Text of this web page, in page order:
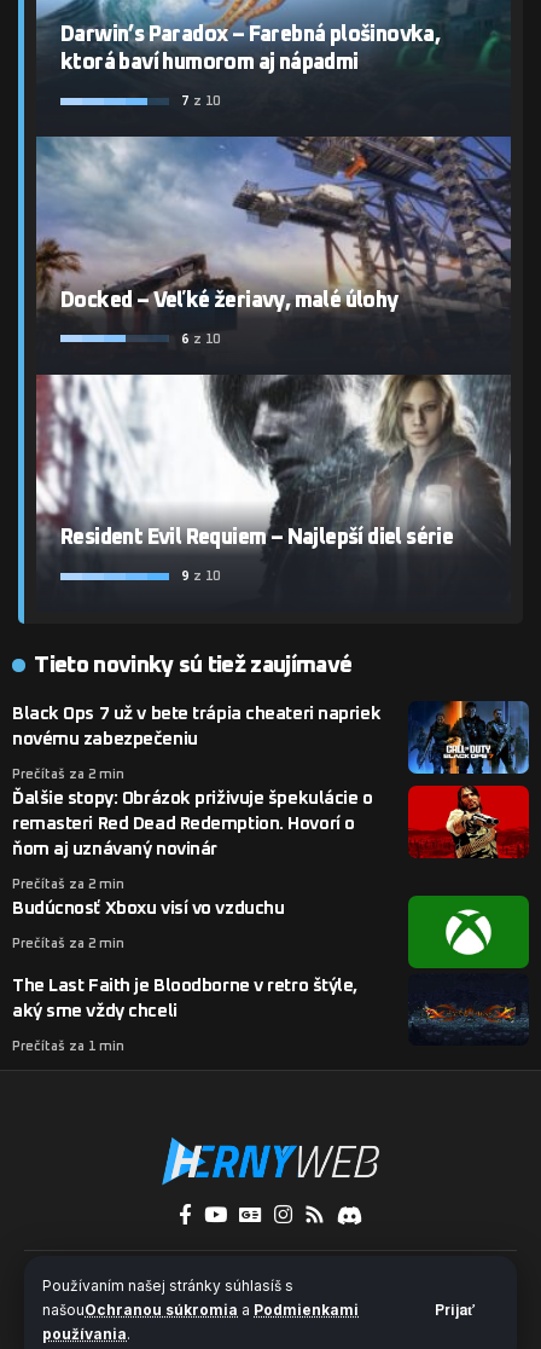
Používaním našej stránky súhlasíš s
našouOchranou súkromia a Podmienkami
používania.
Prijať
Darwin’s Paradox – Farebná plošinovka,
ktorá baví humorom aj nápadmi
7 z 10
Docked – Veľké žeriavy, malé úlohy
6 z 10
Resident Evil Requiem – Najlepší diel série
9 z 10
Tieto novinky sú tiež zaujímavé
Black Ops 7 už v bete trápia cheateri napriek
novému zabezpečeniu
Prečítaš za 2 min
Ďalšie stopy: Obrázok priživuje špekulácie o
remasteri Red Dead Redemption. Hovorí o
ňom aj uznávaný novinár
Prečítaš za 2 min
Budúcnosť Xboxu visí vo vzduchu
Prečítaš za 2 min
The Last Faith je Bloodborne v retro štýle,
aký sme vždy chceli
Prečítaš za 1 min
O nás Kontakty
Ochrana súkromia a súbory cookies